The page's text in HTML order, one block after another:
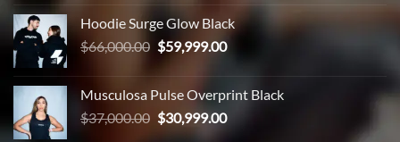
original
era:
$65,000.00.
actual
es:
$58,999.00.
Hoodie Surge Glow Black
$66,000.00 El
original
era:
$66,000.00.
$59,999.00El
es:
$59,999.00.
Musculosa Pulse Overprint Black
$37,000.00 El
precio
$30,999.00El